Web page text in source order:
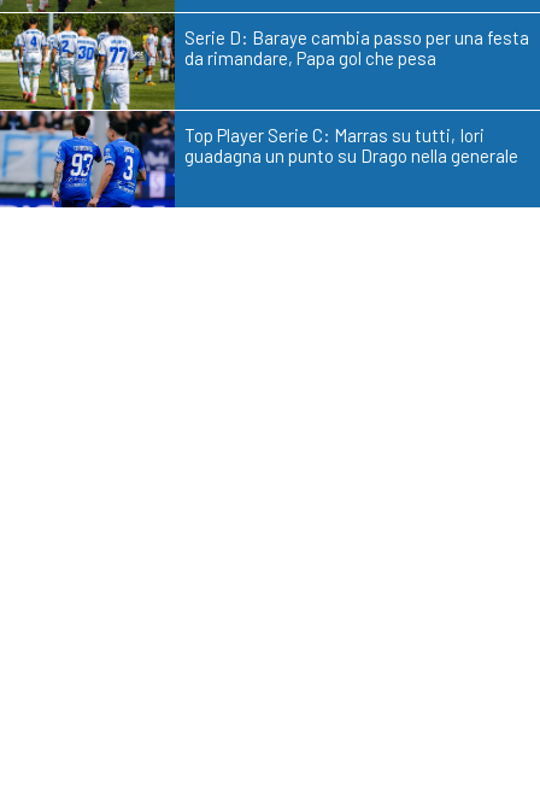
Serie D: Baraye cambia passo per una festa
da rimandare, Papa gol che pesa
Top Player Serie C: Marras su tutti, Iori
guadagna un punto su Drago nella generale